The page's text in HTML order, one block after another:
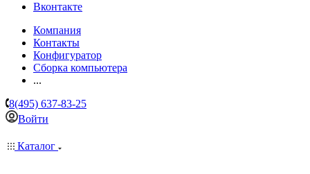
Вконтакте
Компания
Контакты
Конфигуратор
Сборка компьютера
...
8(495) 637-83-25
Войти
Каталог